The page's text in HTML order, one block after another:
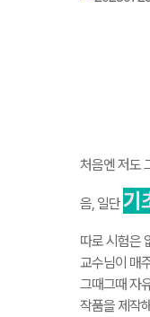
처음엔 저도
음, 일단기
따로 시험은
교수님이 매
그때그때 자
작품을 제작